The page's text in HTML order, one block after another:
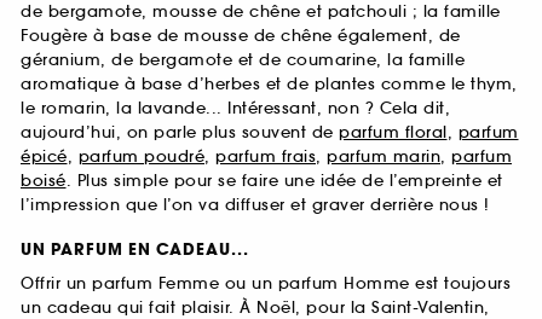
de bergamote, mousse de chêne et patchouli ; la famille
Fougère à base de mousse de chêne également, de
géranium, de bergamote et de coumarine, la famille
aromatique à base d’herbes et de plantes comme le thym,
le romarin, la lavande... Intéressant, non ? Cela dit,
aujourd’hui, on parle plus souvent de parfum floral, parfum
épicé, parfum poudré, parfum frais, parfum marin, parfum
boisé. Plus simple pour se faire une idée de l’empreinte et
l’impression que l’on va diffuser et graver derrière nous !
UN PARFUM EN CADEAU...
Offrir un parfum Femme ou un parfum Homme est toujours
un cadeau qui fait plaisir. À Noël, pour la Saint-Valentin,